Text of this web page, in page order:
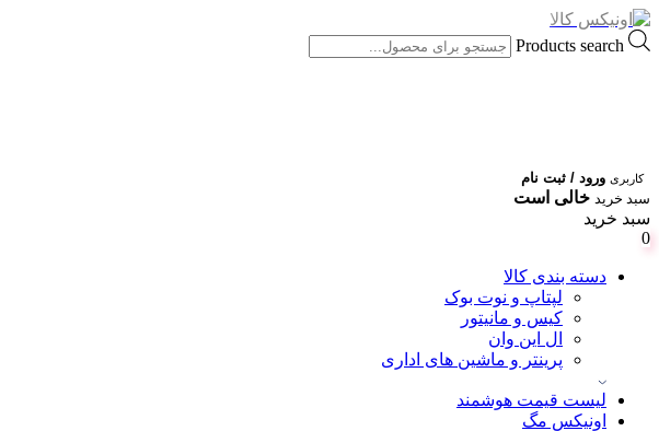
Products search
کاربری ورود / ثبت نام
سبد خرید خالی است
سبد خرید
0
دسته بندی کالا
لپتاپ و نوت بوک
کیس و مانیتور
ال این وان
پرینتر و ماشین های اداری
لیست قیمت هوشمند
اونیکس مگ